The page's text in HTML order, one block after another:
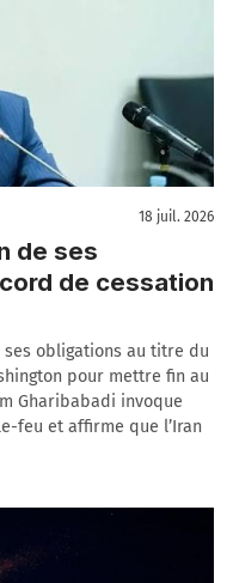
18 juil. 2026
de ses
de cessation
ses obligations au titre du
pour mettre fin au
Gharibabadi invoque
feu et affirme que l’Iran